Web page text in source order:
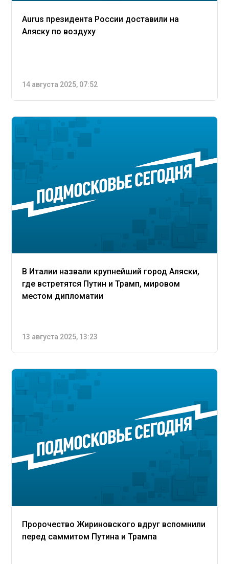
Aurus президента России доставили на
Аляску по воздуху
14 августа 2025, 07:52
В Италии назвали крупнейший город Аляски,
где встретятся Путин и Трамп, мировом
местом дипломатии
13 августа 2025, 13:23
Пророчество Жириновского вдруг вспомнили
перед саммитом Путина и Трампа